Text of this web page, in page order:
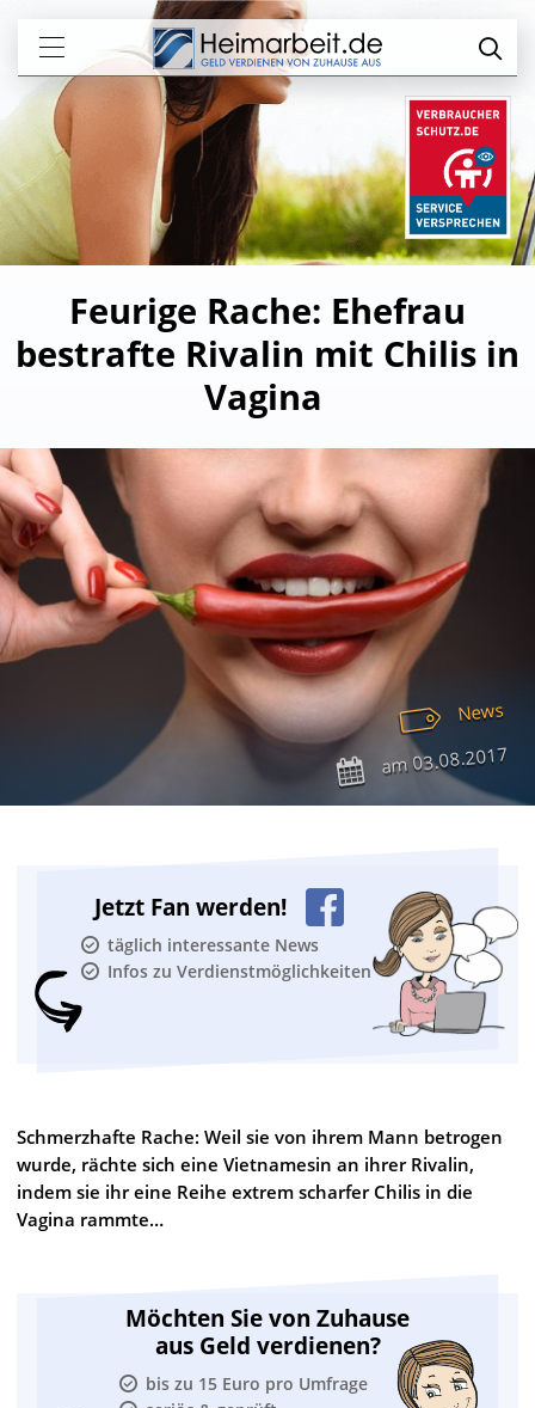
Feurige Rache: Ehefrau
bestrafte Rivalin mit Chilis in
Vagina
News
am03.08.2017
Jetzt Fan werden!
täglich interessante News
Infos zu Verdienstmöglichkeiten
Schmerzhafte Rache: Weil sie von ihrem Mann betrogen
wurde, rächte sich eine Vietnamesin an ihrer Rivalin,
indem sie ihr eine Reihe extrem scharfer Chilis in die
Vagina rammte…
Möchten Sie von Zuhause
aus Geld verdienen?
bis zu 15 Euro pro Umfrage